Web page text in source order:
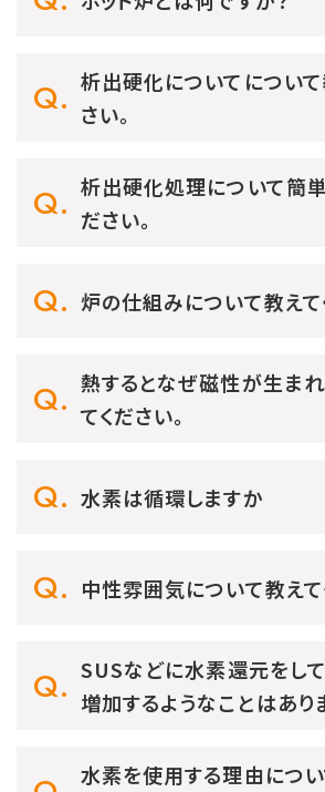
析出硬化についてについて
さい。
析出硬化処理について簡
ださい。
炉の仕組みについて教えて
熱するとなぜ磁性が生ま
てください。
水素は循環しますか
中性雰囲気について教えて
SUSなどに水素還元をし
増加するようなことはあり
水素を使用する理由につい